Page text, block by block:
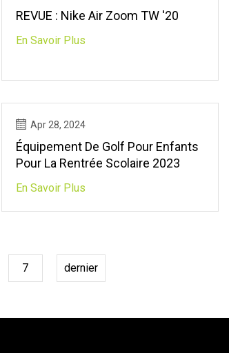
REVUE : Nike Air Zoom TW '20
En Savoir Plus
Apr 28, 2024
Équipement De Golf Pour Enfants
Pour La Rentrée Scolaire 2023
En Savoir Plus
7 dernier